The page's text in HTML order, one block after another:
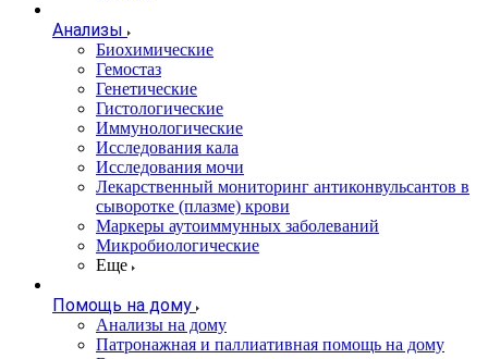
Анализы
Биохимические
Гемостаз
Генетические
Гистологические
Иммунологические
Исследования кала
Исследования мочи
Лекарственный мониторинг антиконвульсантов в
сыворотке (плазме) крови
Маркеры аутоиммунных заболеваний
Микробиологические
Еще
Помощь на дому
Анализы на дому
Патронажная и паллиативная помощь на дому